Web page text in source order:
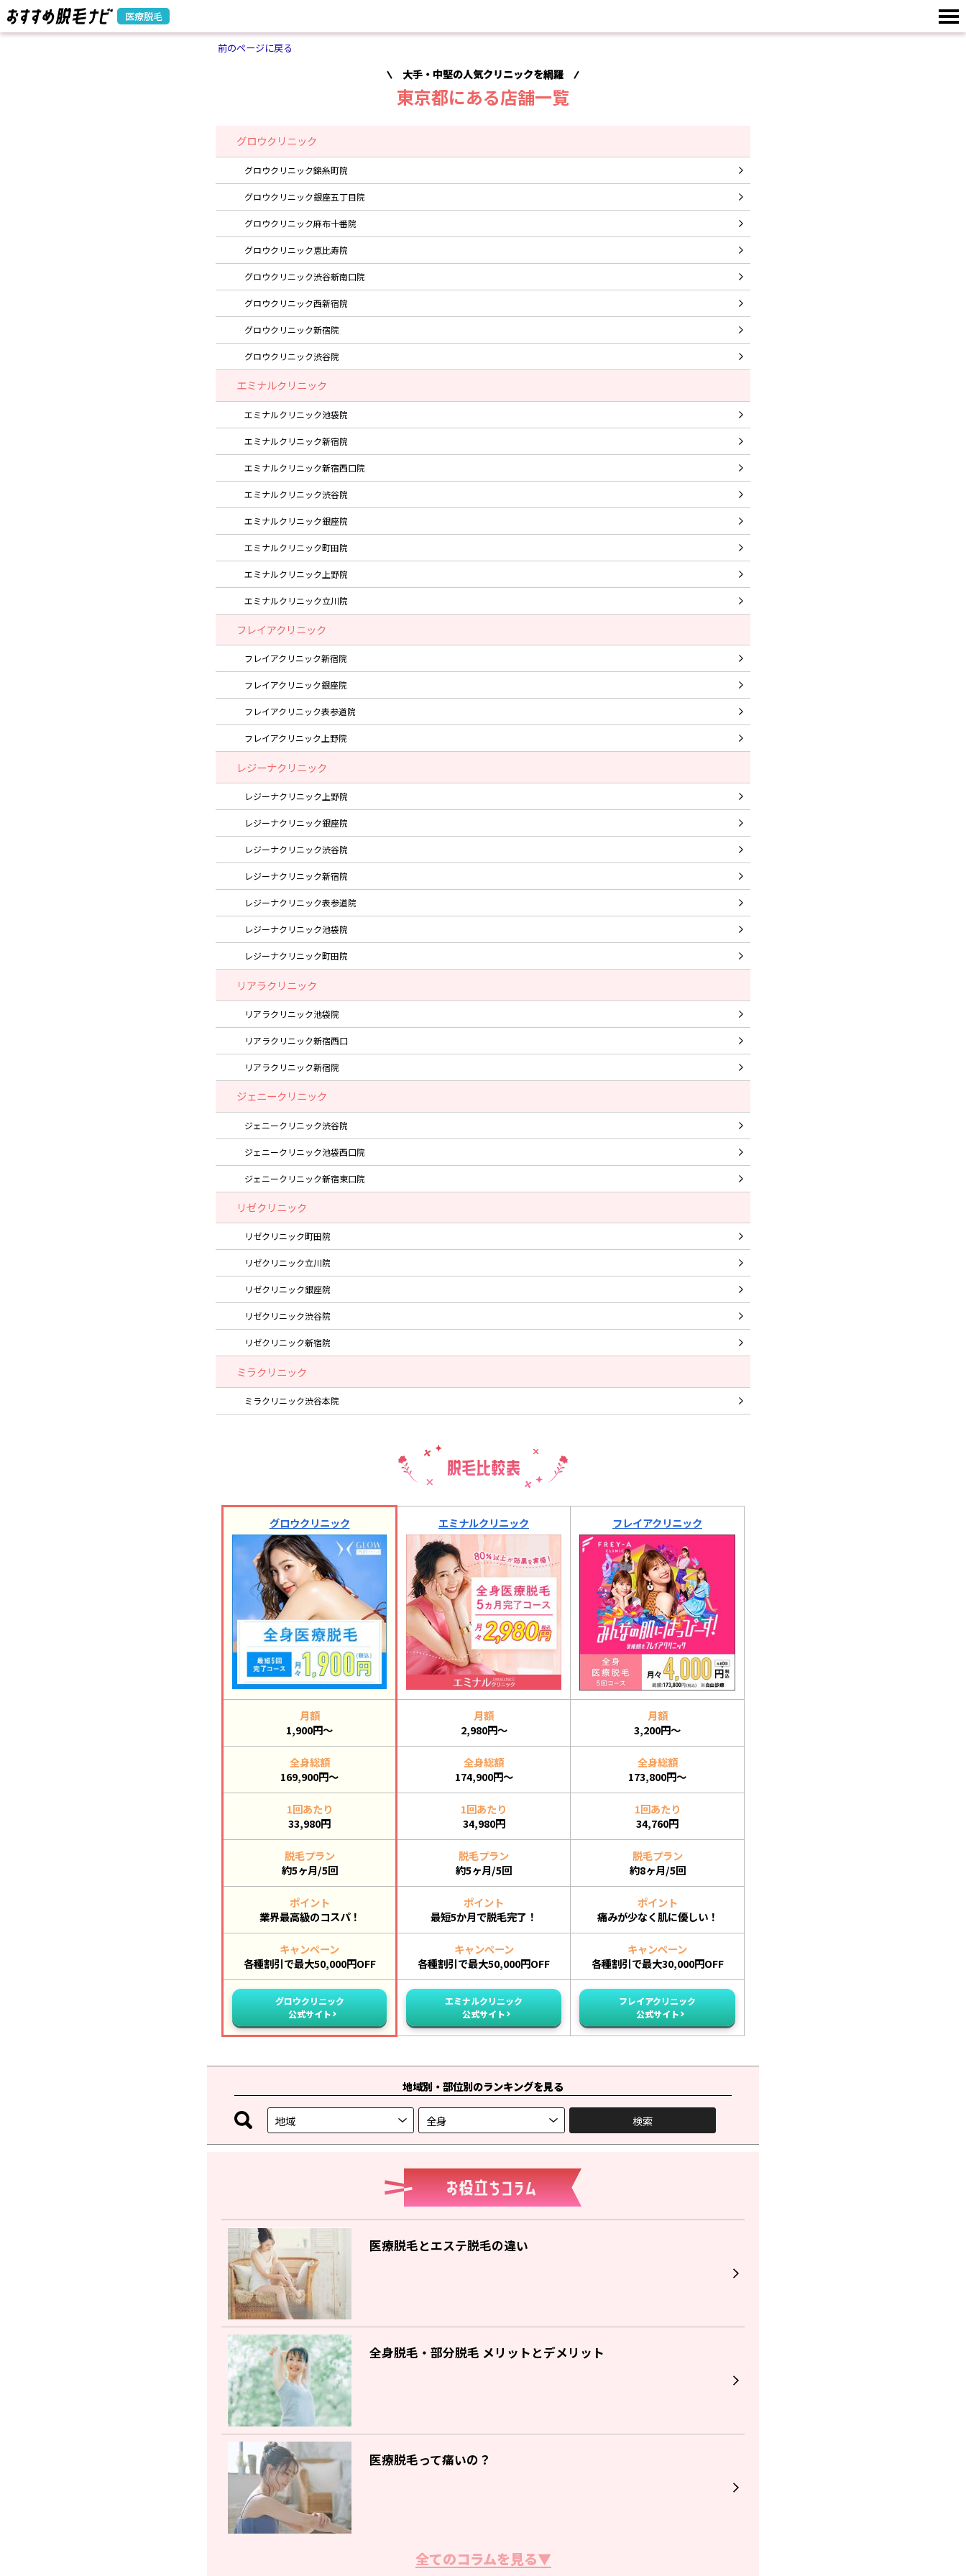
医療脱毛
前のページに戻る
大手・中堅の人気クリニックを網羅
東京都にある店舗一覧
グロウクリニック
グロウクリニック錦糸町院
グロウクリニック銀座五丁目院
グロウクリニック麻布十番院
グロウクリニック恵比寿院
グロウクリニック渋谷新南口院
グロウクリニック西新宿院
グロウクリニック新宿院
グロウクリニック渋谷院
エミナルクリニック
エミナルクリニック池袋院
エミナルクリニック新宿院
エミナルクリニック新宿西口院
エミナルクリニック渋谷院
エミナルクリニック銀座院
エミナルクリニック町田院
エミナルクリニック上野院
エミナルクリニック立川院
フレイアクリニック
フレイアクリニック新宿院
フレイアクリニック銀座院
フレイアクリニック表参道院
フレイアクリニック上野院
レジーナクリニック
レジーナクリニック上野院
レジーナクリニック銀座院
レジーナクリニック渋谷院
レジーナクリニック新宿院
レジーナクリニック表参道院
レジーナクリニック池袋院
レジーナクリニック町田院
リアラクリニック
リアラクリニック池袋院
リアラクリニック新宿西口
リアラクリニック新宿院
ジェニークリニック
ジェニークリニック渋谷院
ジェニークリニック池袋西口院
ジェニークリニック新宿東口院
リゼクリニック
リゼクリニック町田院
リゼクリニック立川院
リゼクリニック銀座院
リゼクリニック渋谷院
リゼクリニック新宿院
ミラクリニック
ミラクリニック渋谷本院
グロウクリニック エミナルクリニック フレイアクリニック
月額
1,900円～
月額
2,980円～
月額
3,200円～
全身総額
169,900円～
全身総額
174,900円～
全身総額
173,800円～
1回あたり
33,980円
1回あたり
34,980円
1回あたり
34,760円
脱毛プラン
約5ヶ月/5回
脱毛プラン
約5ヶ月/5回
脱毛プラン
約8ヶ月/5回
ポイント
業界最高級のコスパ！
ポイント
最短5か月で脱毛完了！
ポイント
痛みが少なく肌に優しい！
キャンペーン
各種割引で最大50,000円OFF
キャンペーン
各種割引で最大50,000円OFF
キャンペーン
各種割引で最大30,000円OFF
グロウクリニック
公式サイト
エミナルクリニック
公式サイト
フレイアクリニック
公式サイト
地域別・部位別のランキングを見る
医療脱毛とエステ脱毛の違い
全身脱毛・部分脱毛 メリットとデメリット
医療脱毛って痛いの？
脱毛サロン・クリニックの選び方
全てのコラムを見る▼